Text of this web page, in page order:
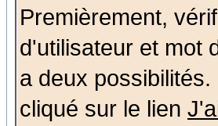
Premièrement,
d'utilisateur et mot
a deux
cliqué sur le lien